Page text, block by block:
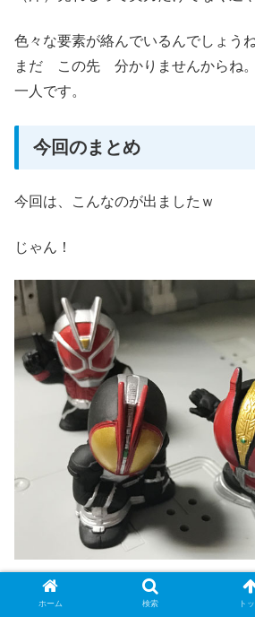
色々な要素が絡んでいるんでしょう
まだ この先 分かりませんからね
一人です。
今回のまとめ
今回は、こんなのが出ましたｗ
じゃん！
そして、今までのを並べてみます↓
ホーム 検索 ト